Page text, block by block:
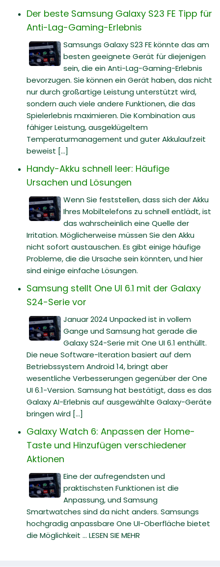
Der beste Samsung Galaxy S23 FE Tipp für
Anti-Lag-Gaming-Erlebnis
Samsungs Galaxy S23 FE könnte das am
besten geeignete Gerät für diejenigen
sein, die ein Anti-Lag-Gaming-Erlebnis
bevorzugen. Sie können ein Gerät haben, das nicht
nur durch großartige Leistung unterstützt wird,
sondern auch viele andere Funktionen, die das
Spielerlebnis maximieren. Die Kombination aus
fähiger Leistung, ausgeklügeltem
Temperaturmanagement und guter Akkulaufzeit
beweist [...]
Handy-Akku schnell leer: Häufige
Ursachen und Lösungen
Wenn Sie feststellen, dass sich der Akku
Ihres Mobiltelefons zu schnell entlädt, ist
das wahrscheinlich eine Quelle der
Irritation. Möglicherweise müssen Sie den Akku
nicht sofort austauschen. Es gibt einige häufige
Probleme, die die Ursache sein könnten, und hier
sind einige einfache Lösungen.
Samsung stellt One UI 6.1 mit der Galaxy
S24-Serie vor
Januar 2024 Unpacked ist in vollem
Gange und Samsung hat gerade die
Galaxy S24-Serie mit One UI 6.1 enthüllt.
Die neue Software-Iteration basiert auf dem
Betriebssystem Android 14, bringt aber
wesentliche Verbesserungen gegenüber der One
UI 6.1-Version. Samsung hat bestätigt, dass es das
Galaxy AI-Erlebnis auf ausgewählte Galaxy-Geräte
bringen wird [...]
Galaxy Watch 6: Anpassen der Home-
Taste und Hinzufügen verschiedener
Aktionen
Eine der aufregendsten und
praktischsten Funktionen ist die
Anpassung, und Samsung
Smartwatches sind da nicht anders. Samsungs
hochgradig anpassbare One UI-Oberfläche bietet
die Möglichkeit ... LESEN SIE MEHR